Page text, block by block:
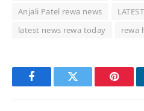
Anjali Patel rewa news
latest news rewa today
rewa
FacebookTwitter